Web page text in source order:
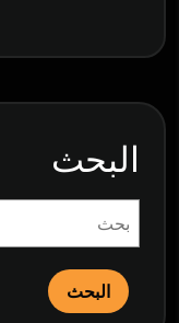
البحث
البحث